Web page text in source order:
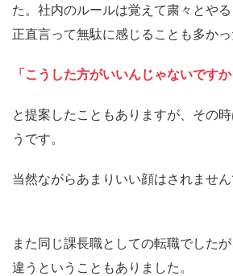
た。社内のルールは覚えて粛々とやる
正直言って無駄に感じることも多かっ
「こうした方がいいんじゃないですか
と提案したこともありますが、その
うです。
当然ながらあまりいい顔はされません
また同じ課長職としての転職でした
違うということもありました。